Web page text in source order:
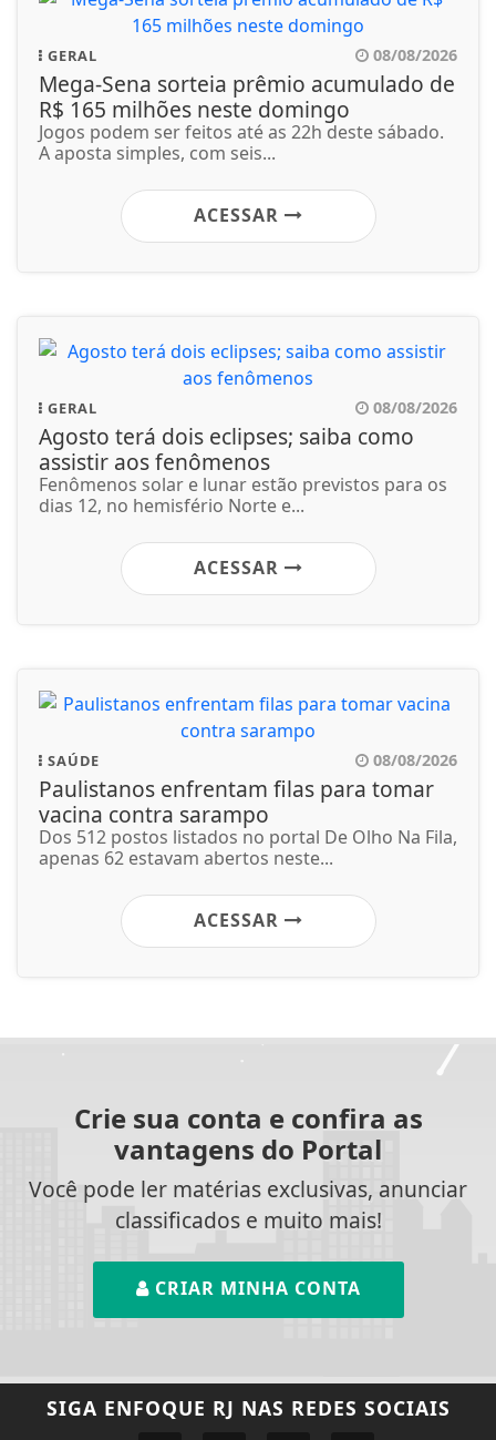
GERAL 08/08/2026
Mega-Sena sorteia prêmio acumulado de
R$ 165 milhões neste domingo
Jogos podem ser feitos até as 22h deste sábado.
A aposta simples, com seis...
ACESSAR
GERAL 08/08/2026
Agosto terá dois eclipses; saiba como
assistir aos fenômenos
Fenômenos solar e lunar estão previstos para os
dias 12, no hemisfério Norte e...
ACESSAR
SAÚDE 08/08/2026
Paulistanos enfrentam filas para tomar
vacina contra sarampo
Dos 512 postos listados no portal De Olho Na Fila,
apenas 62 estavam abertos neste...
ACESSAR
Crie sua conta e confira as
vantagens do Portal
Você pode ler matérias exclusivas, anunciar
classificados e muito mais!
CRIAR MINHA CONTA
SIGA ENFOQUE RJ NAS REDES SOCIAIS